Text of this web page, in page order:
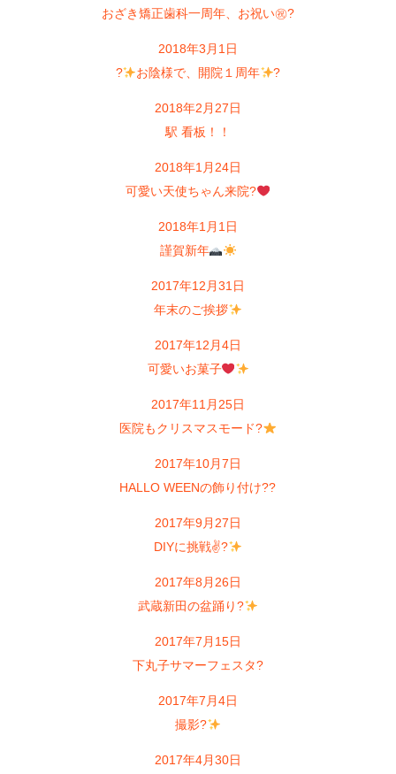
おざき矯正歯科一周年、お祝い㊗?
2018年3月1日
?
お陰様で、開院１周年 ?
2018年2月27日
駅 看板！！
2018年1月24日
可愛い天使ちゃん来院?
2018年1月1日
謹賀新年
2017年12月31日
年末のご挨拶
2017年12月4日
可愛いお菓子
2017年11月25日
医院もクリスマスモード?
2017年10月7日
HALLO WEENの飾り付け??
2017年9月27日
DIYに挑戦✌?
2017年8月26日
武蔵新田の盆踊り?
2017年7月15日
下丸子サマーフェスタ?
2017年7月4日
撮影?
2017年4月30日